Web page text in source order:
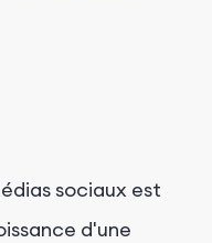
sociaux est
d'une